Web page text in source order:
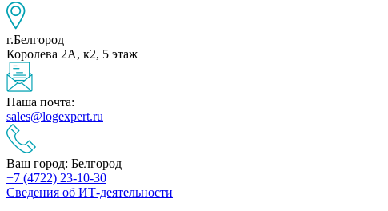
г.Белгород
Королева 2А, к2, 5 этаж
Наша почта:
sales@logexpert.ru
Ваш город: Белгород
+7 (4722) 23-10-30
Сведения об ИТ-деятельности